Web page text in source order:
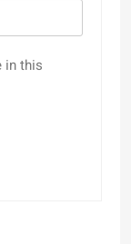
in this